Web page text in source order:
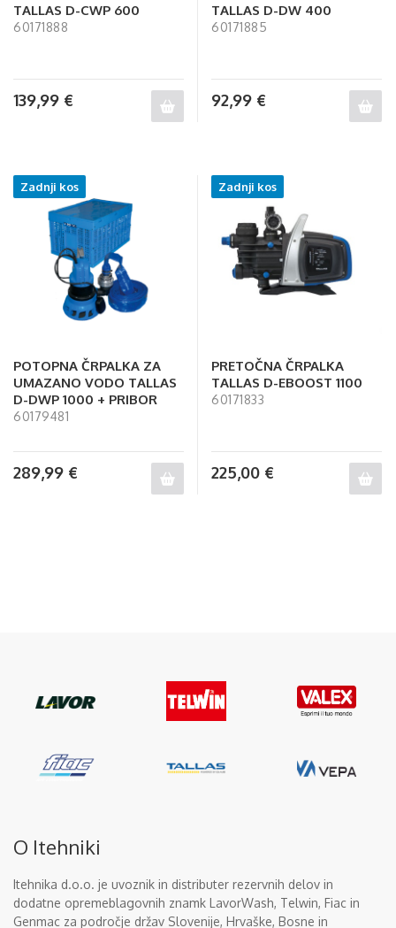
TALLAS D-CWP 600
60171888
139,99 €
TALLAS D-DW 400
60171885
92,99 €
Zadnji kos
POTOPNA ČRPALKA ZA
UMAZANO VODO TALLAS
D-DWP 1000 + PRIBOR
60179481
289,99 €
Zadnji kos
PRETOČNA ČRPALKA
TALLAS D-EBOOST 1100
60171833
225,00 €
O Itehniki
Itehnika d.o.o. je uvoznik in distributer rezervnih delov in
dodatne opremeblagovnih znamk LavorWash, Telwin, Fiac in
Genmac za področje držav Slovenije, Hrvaške, Bosne in